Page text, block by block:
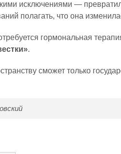
исключениями —
полагать, что она
гормональная
.
сможет только